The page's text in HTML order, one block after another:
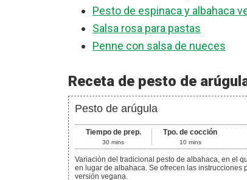
Pesto de espinaca y albahaca
Salsa rosa para pastas
Penne con salsa de nueces
Receta de pesto de
Pesto de arúgula
Tiempo de prep.
30 mins
Tpo. de cocción
10 mins
Variación del tradicional pesto de albahaca, en el
en lugar de albahaca. Se ofrecen las instrucciones
versión vegana.